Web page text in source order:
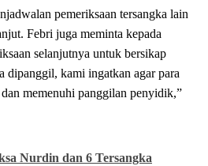
pemeriksaan tersangka lain
Febri juga meminta kepada
selanjutnya untuk bersikap
dipanggil, kami ingatkan agar para
memenuhi panggilan penyidik,”
Nurdin dan 6 Tersangka